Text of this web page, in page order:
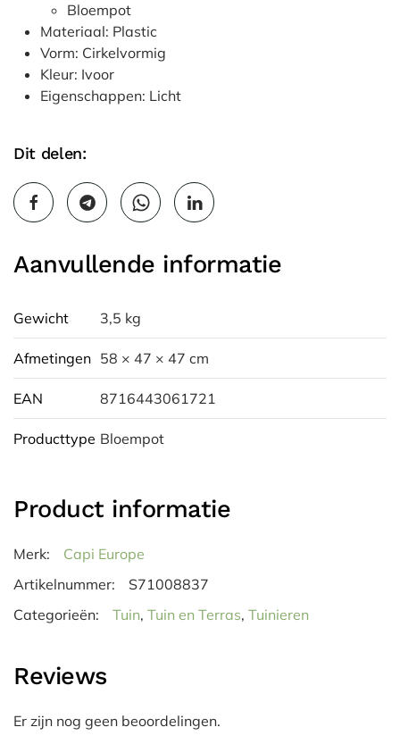
Bloempot
Materiaal: Plastic
Vorm: Cirkelvormig
Kleur: Ivoor
Eigenschappen: Licht
Dit delen:
Aanvullende informatie
Gewicht 3,5 kg
Afmetingen 58 × 47 × 47 cm
EAN 8716443061721
Producttype Bloempot
Product informatie
Merk:
Capi Europe
Artikelnummer:
S71008837
Categorieën:
Tuin, Tuin en Terras, Tuinieren
Reviews
Er zijn nog geen beoordelingen.